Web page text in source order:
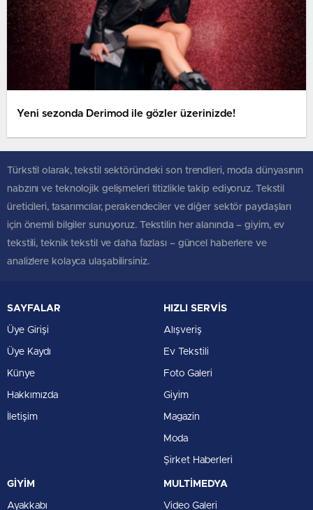
Yeni sezonda Derimod ile gözler üzerinizde!
Türkstil olarak, tekstil sektöründeki son trendleri, moda dünyasının
nabzını ve teknolojik gelişmeleri titizlikle takip ediyoruz. Tekstil
üreticileri, tasarımcılar, perakendeciler ve diğer sektör paydaşları
için önemli bilgiler sunuyoruz. Tekstilin her alanında – giyim, ev
tekstili, teknik tekstil ve daha fazlası – güncel haberlere ve
analizlere kolayca ulaşabilirsiniz.
SAYFALAR
Üye Girişi
Üye Kaydı
Künye
Hakkımızda
İletişim
HIZLI SERVİS
Alışveriş
Ev Tekstili
Foto Galeri
Giyim
Magazin
Moda
Şirket Haberleri
GİYİM
Ayakkabı
MULTİMEDYA
Video Galeri